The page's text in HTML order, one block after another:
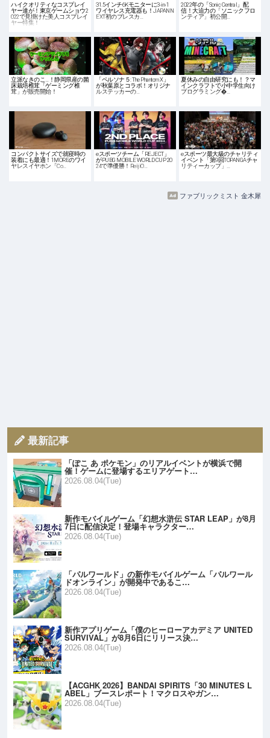
ハイクオリティなコスプレイ
ヤー達が！東京ゲームショウ2
022で見掛けた美人コスプレイ
ヤー特集！
31.5インチ6Kモニターに3-in-1
ワイヤレス充電器も！JAPANN
EXT初のプレスカ…
2022年の「Sonic Central」配
信！大迫力の「ソニックフロ
ンティア」初公開…
立派なきのこ…！静岡県産の菌
床栽培椎茸「ゲーミング椎
茸」が販売開始！
「ペルソナ５: The Phantom X」
が秋葉原とコラボ！オリジナ
ルステッカーの…
夏休みの自由研究にも！？マ
インクラフトで小中学生向け
プログラミング�…
コンパクトサイズで就寝時の
装着にも最適！1MOREのワイ
ヤレスイヤホン「Co…
eスポーツチーム「REJECT」
がPUBG MOBILE WORLD CUP 20
24で準優勝！ReijiO…
eスポーツ最大級のチャリティ
イベント「第9回TOPANGAチャ
リティーカップ」…
ファブリックミスト 金木犀
最新記事
「ぽこ あ ポケモン」のリアルイベントが横浜で開
催！ゲームに登場するエリアゲート…
2026.08.04(Tue)
新作モバイルゲーム「幻想水滸伝 STAR LEAP」が8月
7日に配信決定！登場キャラクター…
2026.08.04(Tue)
「パルワールド」の新作モバイルゲーム「パルワール
ドオンライン」が開発中であるこ…
2026.08.04(Tue)
新作アプリゲーム「僕のヒーローアカデミア UNITED
SURVIVAL」が8月6日にリリース決…
2026.08.04(Tue)
【ACGHK 2026】BANDAI SPIRITS「30 MINUTES L
ABEL」ブースレポート！マクロスやガン…
2026.08.04(Tue)